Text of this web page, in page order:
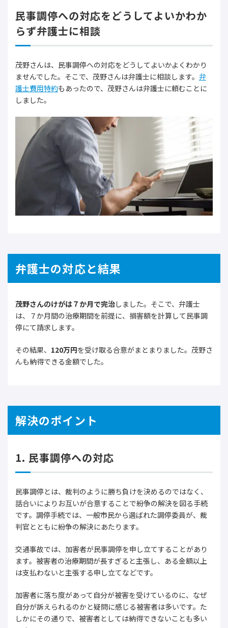
民事調停への対応をどうしてよいかわか
らず弁護士に相談
茂野さんは、民事調停への対応をどうしてよいかよくわかり
ませんでした。そこで、茂野さんは弁護士に相談します。 弁
護士費用特約もあったので、茂野さんは弁護士に頼むことに
しました。
弁護士の対応と結果
茂野さんのけがは７か月で完治しました。そこで、弁護士
は、７か月間の治療期間を前提に、損害額を計算して民事調
停にて請求します。
その結果、 120万円を受け取る合意がまとまりました。茂野さ
んも納得できる金額でした。
解決のポイント
1. 民事調停への対応
民事調停とは、裁判のように勝ち負けを決めるのではなく、
話合いによりお互いが合意することで紛争の解決を図る手続
です。調停手続では、一般市民から選ばれた調停委員が、裁
判官とともに紛争の解決にあたります。
交通事故では、加害者が民事調停を申し立てすることがあり
ます。被害者の治療期間が長すぎると主張し、ある金額以上
は支払わないと主張する申し立てなどです。
加害者に落ち度があって自分が被害を受けているのに、なぜ
自分が訴えられるのかと疑問に感じる被害者は多いです。た
しかにその通りで、被害者としては納得できないことも多い